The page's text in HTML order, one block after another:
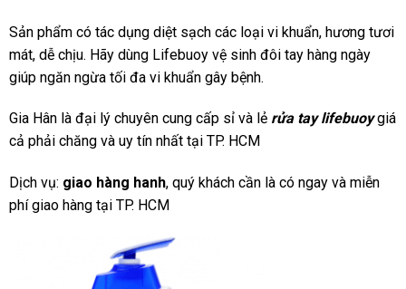
Sản phẩm có tác dụng diệt sạch các loại vi khuẩn, hương tươi
mát, dễ chịu. Hãy dùng Lifebuoy vệ sinh đôi tay hàng ngày
giúp ngăn ngừa tối đa vi khuẩn gây bệnh.
Gia Hân là đại lý chuyên cung cấp sỉ và lẻ rửa tay lifebuoygiá
cả phải chăng và uy tín nhất tại TP. HCM
Dịch vụ: giao hàng hanh, quý khách cần là có ngay và miễn
phí giao hàng tại TP. HCM